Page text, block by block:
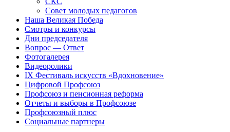
Совет молодых педагогов
Наша Великая Победа
Смотры и конкурсы
Дни председателя
Вопрос — Ответ
Фотогалерея
Видеоролики
IX Фестиваль искусств «Вдохновение»
Цифровой Профсоюз
Профсоюз и пенсионная реформа
Отчеты и выборы в Профсоюзе
Профсоюзный плюс
Социальные партнеры